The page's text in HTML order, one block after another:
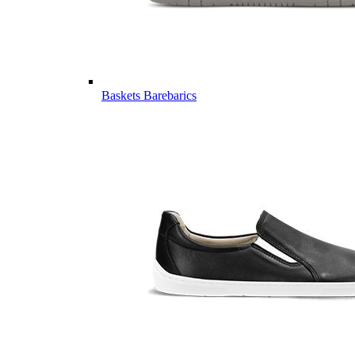
Baskets Barebarics